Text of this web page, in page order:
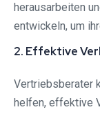
herausarbeiten
entwickeln, um
2. Effektive
Vertriebsberater
helfen, effektive